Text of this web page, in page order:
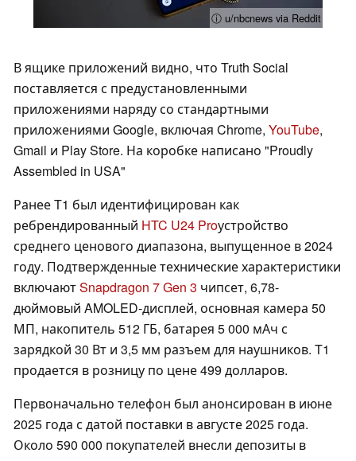
ⓘ u/nbcnews via Reddit
В ящике приложений видно, что Truth Social
поставляется с предустановленными
приложениями наряду со стандартными
приложениями Google, включая Chrome, YouTube,
Gmail и Play Store. На коробке написано "Proudly
Assembled in USA"
Ранее T1 был идентифицирован как
ребрендированный HTC U24 Proустройство
среднего ценового диапазона, выпущенное в 2024
году. Подтвержденные технические характеристики
включаютSnapdragon 7 Gen 3 чипсет, 6,78-
дюймовый AMOLED-дисплей, основная камера 50
МП, накопитель 512 ГБ, батарея 5 000 мАч с
зарядкой 30 Вт и 3,5 мм разъем для наушников. T1
продается в розницу по цене 499 долларов.
Первоначально телефон был анонсирован в июне
2025 года с датой поставки в августе 2025 года.
Около 590 000 покупателей внесли депозиты в